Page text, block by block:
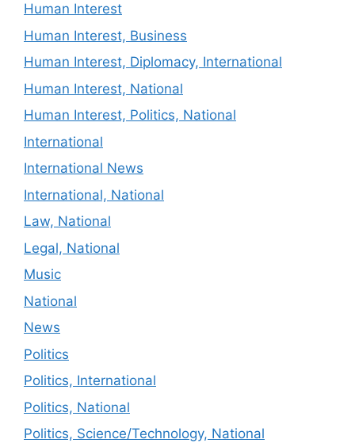
Human Interest
Human Interest, Business
Human Interest, Diplomacy, International
Human Interest, National
Human Interest, Politics, National
International
International News
International, National
Law, National
Legal, National
Music
National
News
Politics
Politics, International
Politics, National
Politics, Science/Technology, National